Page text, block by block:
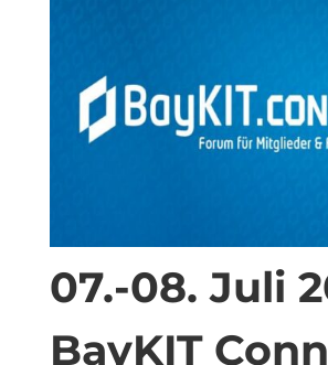
07.-08. Juli
BayKIT